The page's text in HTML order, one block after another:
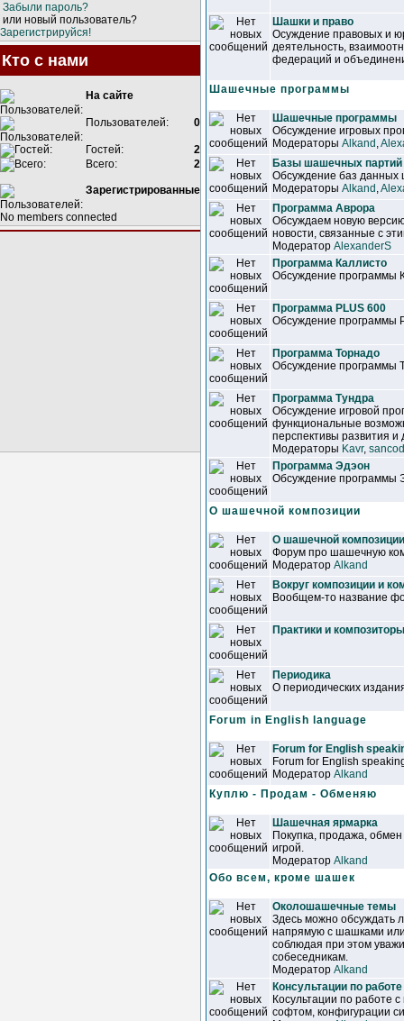
Забыли пароль?
или новый пользователь?
Зарегистрируйся!
Кто с нами
На сайте
Пользователей: 0
Гостей:
2
Всего:
2
Зарегистрированные
No members connected
Шашки и право
Осуждение правовых и
деятельность,
федераций и
Шашечные программы
Шашечные программы
Обсуждение игровых
Модераторы Alkand ,
Базы шашечных партий
Обсуждение баз
Модераторы Alkand ,
Программа Аврора
Обсуждаем новую
новости, связанные с
Модератор AlexanderS
Программа Каллисто
Обсуждение программы
Программа PLUS 600
Обсуждение программы
Программа Торнадо
Обсуждение программы
Программа Тундра
Обсуждение игровой
функциональные
перспективы развития и
Модераторы Kavr,
Программа Эдэон
Обсуждение программы
О шашечной композиции
О шашечной композиции
Форум про шашечную
Модератор Alkand
Вокруг композиции и
Вообщем-то название
Практики и композиторы
Периодика
О периодических
Forum in English language
Forum for English
Forum for English
Модератор Alkand
Куплю - Продам - Обменяю
Шашечная ярмарка
Покупка, продажа,
игрой.
Модератор Alkand
Обо всем, кроме шашек
Околошашечные темы
Здесь можно обсуждать
напрямую с шашками
соблюдая при этом
собеседникам.
Модератор Alkand
Консультации по
Косультации по работе
софтом, конфигурации